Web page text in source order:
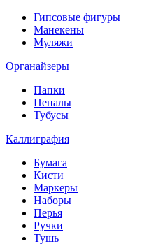
Гипсовые фигуры
Манекены
Муляжи
Органайзеры
Папки
Пеналы
Тубусы
Каллиграфия
Бумага
Кисти
Маркеры
Наборы
Перья
Ручки
Тушь